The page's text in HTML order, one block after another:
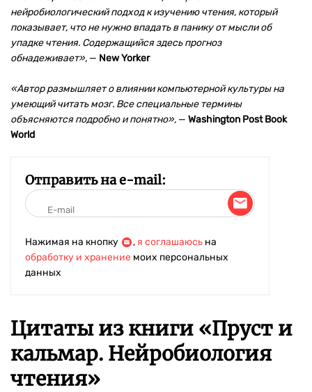
нейробиологический подход к изучению чтения, который
показывает, что не нужно впадать в панику от мысли об
упадке чтения. Содержащийся здесь прогноз
обнадеживает», — New Yorker
«Автор размышляет о влиянии компьютерной культуры на
умеющий читать мозг. Все специальные термины
объясняются подробно и понятно», — Washington Post Book
World
Отправить на e-mail:
Нажимая на кнопку , я соглашаюсь на
обработку и хранение моих персональных
данных
Цитаты из книги «Пруст и
кальмар. Нейробиология
чтения»